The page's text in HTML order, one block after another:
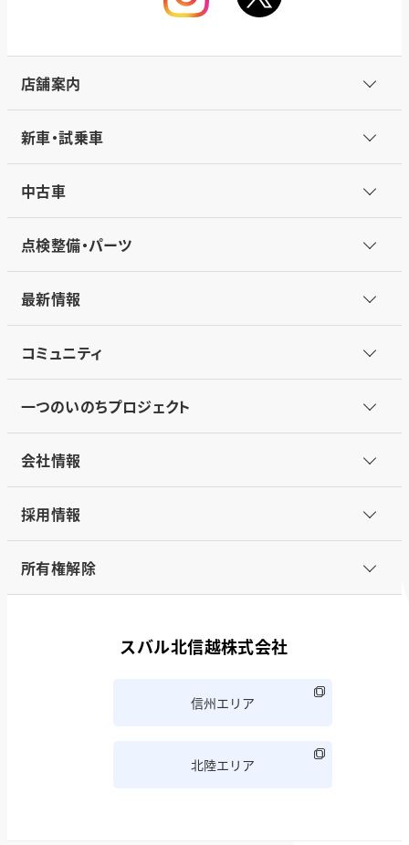
店舗案内
新車・試乗車
中古車
点検整備・パーツ
最新情報
コミュニティ
一つのいのちプロジェクト
会社情報
採用情報
所有権解除
スバル北信越株式会社
信州エリア
北陸エリア